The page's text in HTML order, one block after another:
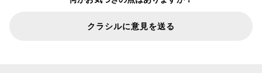
クラシルに意見を送る